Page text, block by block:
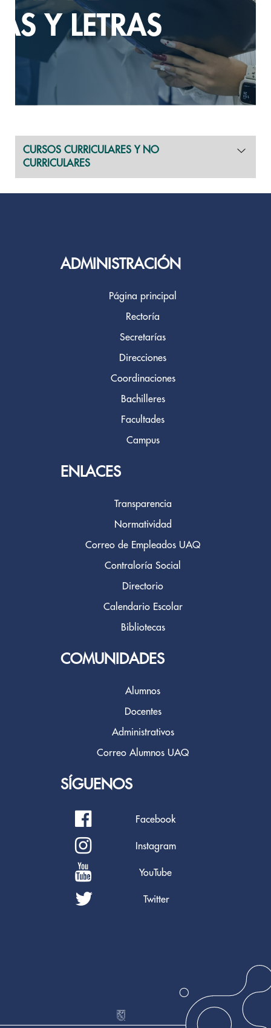
CURSOS CURRICULARES Y NO
CURRICULARES
ADMINISTRACIÓN
Página principal
Rectoría
Secretarías
Direcciones
Coordinaciones
Bachilleres
Facultades
Campus
ENLACES
Transparencia
Normatividad
Correo de Empleados UAQ
Contraloría Social
Directorio
Calendario Escolar
Bibliotecas
COMUNIDADES
Alumnos
Docentes
Administrativos
Correo Alumnos UAQ
SÍGUENOS
Facebook
Instagram
YouTube
Twitter